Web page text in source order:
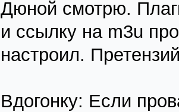
Дюной смотрю.
и ссылку на m3u
настроил.
Вдогонку: Если